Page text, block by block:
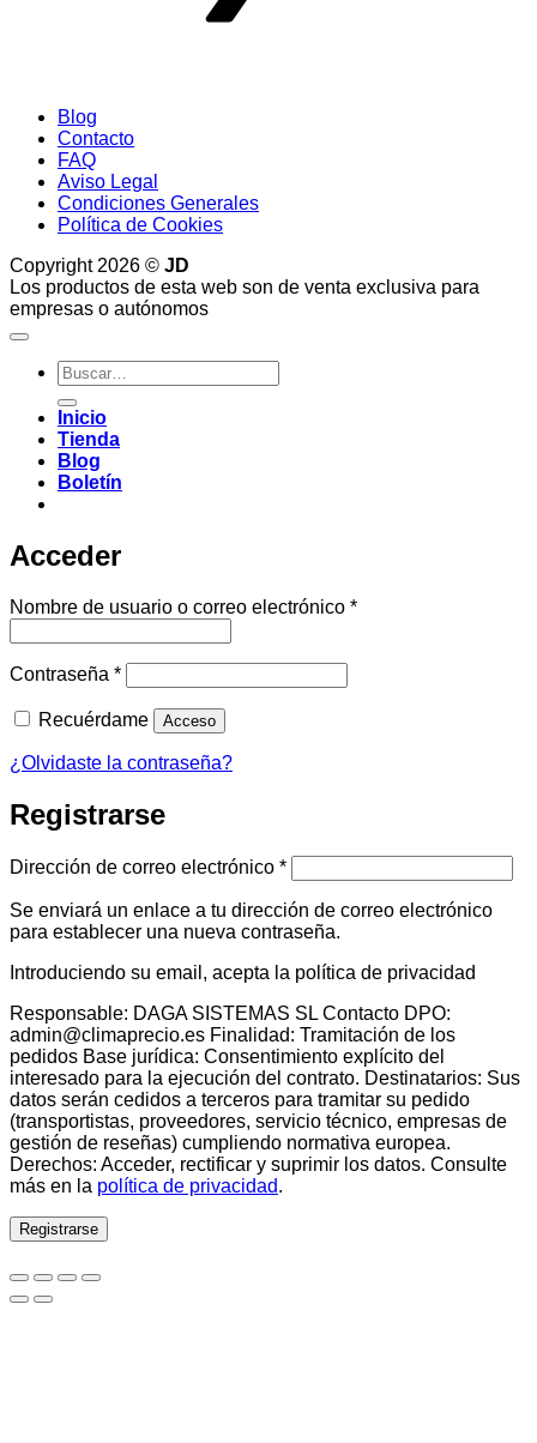
Blog
Contacto
FAQ
Aviso Legal
Condiciones Generales
Política de Cookies
Copyright 2026 © JD
Los productos de esta web son de venta exclusiva para
empresas o autónomos
Buscar
por:
Inicio
Tienda
Blog
Boletín
Acceder
Nombre de usuario o correo electrónico *Obligatorio
Contraseña *Obligatorio
Recuérdame Acceso
¿Olvidaste la contraseña?
Registrarse
Dirección de correo electrónico *Obligatorio
Se enviará un enlace a tu dirección de correo electrónico
para establecer una nueva contraseña.
Introduciendo su email, acepta la política de privacidad
Responsable: DAGA SISTEMAS SL Contacto DPO:
admin@climaprecio.es Finalidad: Tramitación de los
pedidos Base jurídica: Consentimiento explícito del
interesado para la ejecución del contrato. Destinatarios: Sus
datos serán cedidos a terceros para tramitar su pedido
(transportistas, proveedores, servicio técnico, empresas de
gestión de reseñas) cumpliendo normativa europea.
Derechos: Acceder, rectificar y suprimir los datos. Consulte
más en la política de privacidad.
Registrarse